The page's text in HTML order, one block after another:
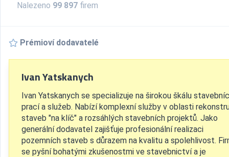
Nalezeno 99 897 firem
Prémioví dodavatelé
Ivan Yatskanych
Ivan Yatskanych se specializuje na širokou škálu
prací a služeb. Nabízí komplexní služby v oblasti
staveb "na klíč" a rozsáhlých stavebních projektů. Jako
generální dodavatel zajišťuje profesionální realizaci
pozemních staveb s důrazem na kvalitu a spolehlivost.
se pyšní bohatými zkušenostmi ve stavebnictví a je